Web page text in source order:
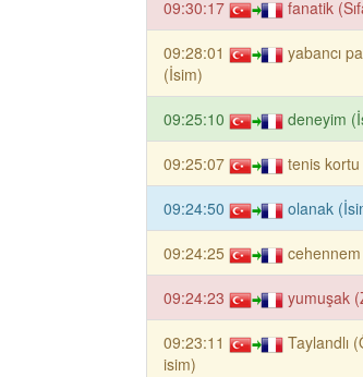
09:30:17 fanatik
09:28:01
yabancı
(İsim)
09:25:10 deneyim
09:25:07 tenis
09:24:50 olanak
09:24:25
09:24:23 yumuşak
09:23:11
Taylandlı
isim)